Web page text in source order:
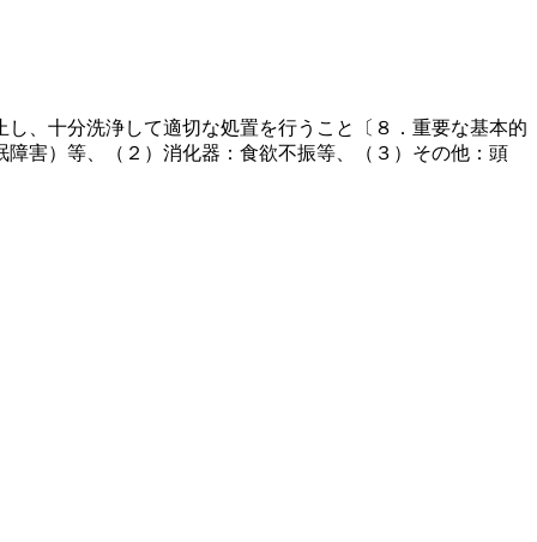
、十分洗浄して適切な処置を行うこと〔８．重要な基本的
害）等、（２）消化器：食欲不振等、（３）その他：頭